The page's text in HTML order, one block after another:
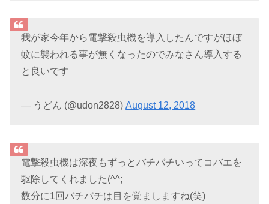
我が家今年から電撃殺虫機を導入したんですがほぼ
蚊に襲われる事が無くなったのでみなさん導入する
と良いです
— うどん (@udon2828)August 12, 2018
電撃殺虫機は深夜もずっとバチバチいってコバエを
駆除してくれました(^^;
数分に1回バチバチは目を覚ましますね(笑)